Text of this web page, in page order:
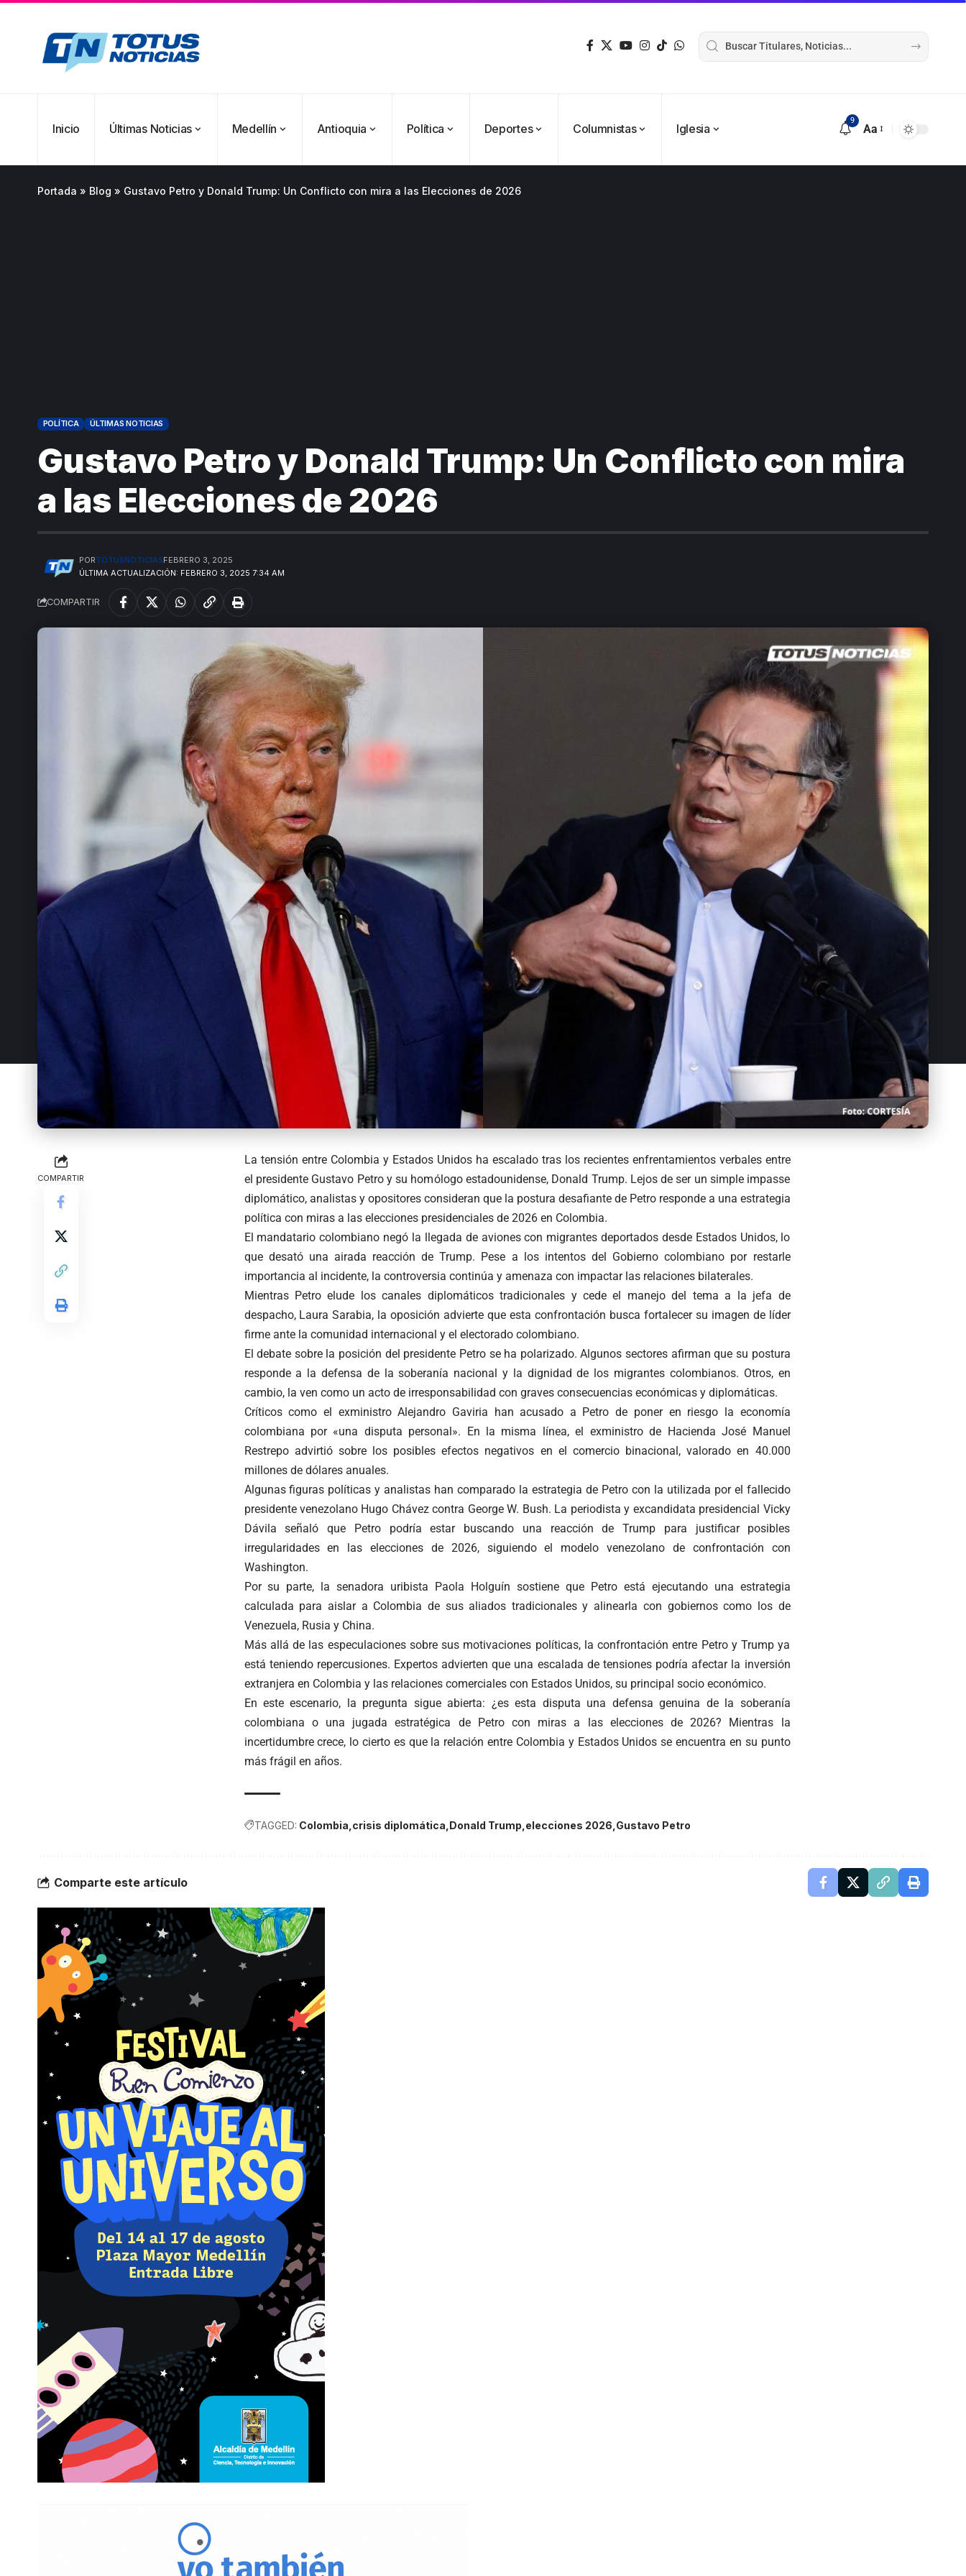
Inicio Últimas Noticias Medellín Antioquia Política Deportes Columnistas Iglesia
9
Aa
Portada » Blog » Gustavo Petro y Donald Trump: Un Conflicto con mira a las Elecciones de 2026
POLÍTICA ÚLTIMAS NOTICIAS
Gustavo Petro y Donald Trump: Un Conflicto con mira
a las Elecciones de 2026
ÚLTIMA ACTUALIZACIÓN: FEBRERO 3, 2025 7:34 AM
PORTOTUSNOTICIASFEBRERO 3, 2025
COMPARTIR
COMPARTIR
La tensión entre Colombia y Estados Unidos ha escalado tras los recientes enfrentamientos verbales entre
el presidente Gustavo Petro y su homólogo estadounidense, Donald Trump. Lejos de ser un simple impasse
diplomático, analistas y opositores consideran que la postura desafiante de Petro responde a una estrategia
política con miras a las elecciones presidenciales de 2026 en Colombia.
El mandatario colombiano negó la llegada de aviones con migrantes deportados desde Estados Unidos, lo
que desató una airada reacción de Trump. Pese a los intentos del Gobierno colombiano por restarle
importancia al incidente, la controversia continúa y amenaza con impactar las relaciones bilaterales.
Mientras Petro elude los canales diplomáticos tradicionales y cede el manejo del tema a la jefa de
despacho, Laura Sarabia, la oposición advierte que esta confrontación busca fortalecer su imagen de líder
firme ante la comunidad internacional y el electorado colombiano.
El debate sobre la posición del presidente Petro se ha polarizado. Algunos sectores afirman que su postura
responde a la defensa de la soberanía nacional y la dignidad de los migrantes colombianos. Otros, en
cambio, la ven como un acto de irresponsabilidad con graves consecuencias económicas y diplomáticas.
Críticos como el exministro Alejandro Gaviria han acusado a Petro de poner en riesgo la economía
colombiana por «una disputa personal». En la misma línea, el exministro de Hacienda José Manuel
Restrepo advirtió sobre los posibles efectos negativos en el comercio binacional, valorado en 40.000
millones de dólares anuales.
Algunas figuras políticas y analistas han comparado la estrategia de Petro con la utilizada por el fallecido
presidente venezolano Hugo Chávez contra George W. Bush. La periodista y excandidata presidencial Vicky
Dávila señaló que Petro podría estar buscando una reacción de Trump para justificar posibles
irregularidades en las elecciones de 2026, siguiendo el modelo venezolano de confrontación con
Washington.
Por su parte, la senadora uribista Paola Holguín sostiene que Petro está ejecutando una estrategia
calculada para aislar a Colombia de sus aliados tradicionales y alinearla con gobiernos como los de
Venezuela, Rusia y China.
Más allá de las especulaciones sobre sus motivaciones políticas, la confrontación entre Petro y Trump ya
está teniendo repercusiones. Expertos advierten que una escalada de tensiones podría afectar la inversión
extranjera en Colombia y las relaciones comerciales con Estados Unidos, su principal socio económico.
En este escenario, la pregunta sigue abierta: ¿es esta disputa una defensa genuina de la soberanía
colombiana o una jugada estratégica de Petro con miras a las elecciones de 2026? Mientras la
incertidumbre crece, lo cierto es que la relación entre Colombia y Estados Unidos se encuentra en su punto
más frágil en años.
TAGGED: Colombia crisis diplomática Donald Trump elecciones 2026 Gustavo Petro
Comparte este artículo